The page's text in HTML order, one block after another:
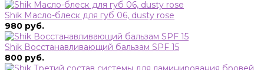
Shik Масло-блеск для губ 06, dusty rose
980 руб.
Shik Восстанавливающий бальзам SPF 15
800 руб.